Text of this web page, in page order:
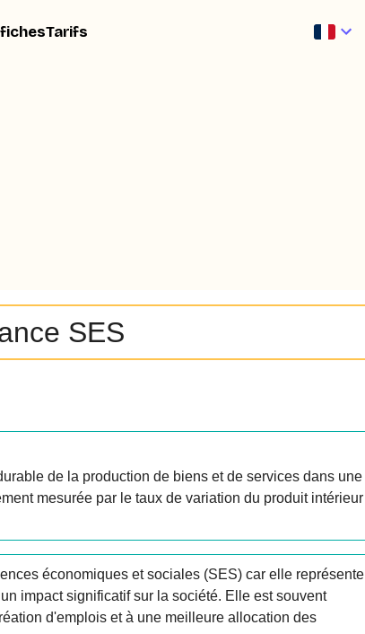
Tarifs
SES
de la production de biens et de services dans une
mesurée par le taux de variation du produit intérieur
économiques et sociales (SES) car elle représente
impact significatif sur la société. Elle est souvent
d'emplois et à une meilleure allocation des